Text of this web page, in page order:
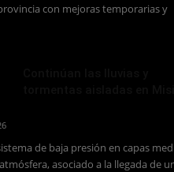
con mejoras temporarias y
de baja presión en capas
asociado a la llegada de